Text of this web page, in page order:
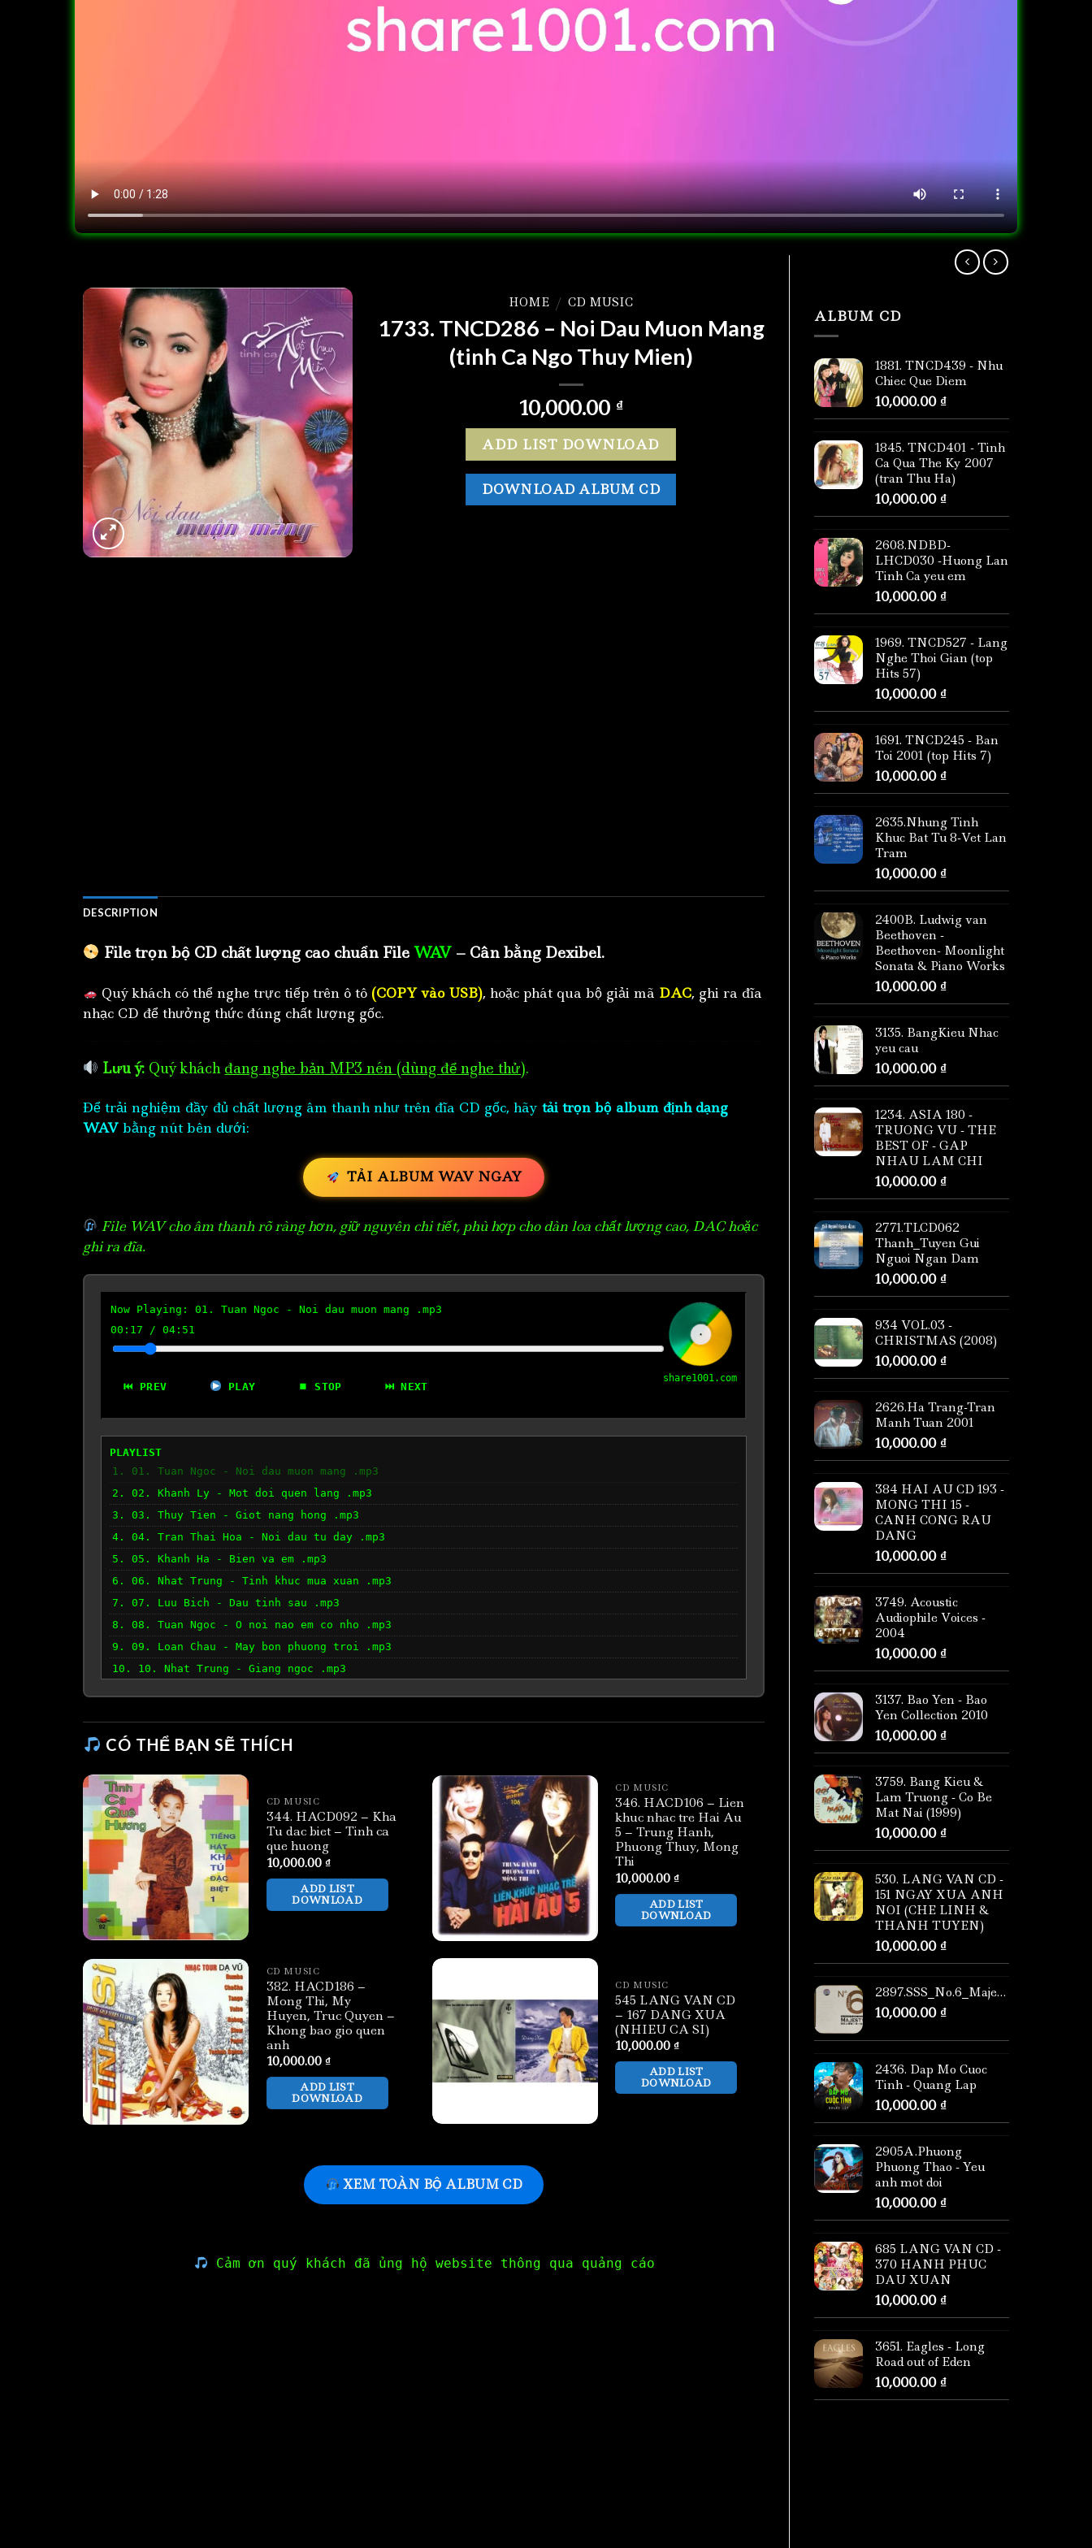
ALBUM CD
1881. TNCD439 - Nhu
Chiec Que Diem
10,000.00 ₫
1845. TNCD401 - Tinh
Ca Qua The Ky 2007
(tran Thu Ha)
10,000.00 ₫
2608.NDBD-
LHCD030 -Huong Lan
Tinh Ca yeu em
10,000.00 ₫
1969. TNCD527 - Lang
Nghe Thoi Gian (top
Hits 57)
10,000.00 ₫
1691. TNCD245 - Ban
Toi 2001 (top Hits 7)
10,000.00 ₫
2635.Nhung Tinh
Khuc Bat Tu 8-Vet Lan
Tram
10,000.00 ₫
2400B. Ludwig van
Beethoven -
Beethoven- Moonlight
Sonata & Piano Works
10,000.00 ₫
3135. BangKieu Nhac
yeu cau
10,000.00 ₫
1234. ASIA 180 -
TRUONG VU - THE
BEST OF - GAP
NHAU LAM CHI
10,000.00 ₫
2771.TLCD062
Thanh_Tuyen Gui
Nguoi Ngan Dam
10,000.00 ₫
934 VOL.03 -
CHRISTMAS (2008)
10,000.00 ₫
2626.Ha Trang-Tran
Manh Tuan 2001
10,000.00 ₫
384 HAI AU CD 193 -
MONG THI 15 -
CANH CONG RAU
DANG
10,000.00 ₫
3749. Acoustic
Audiophile Voices -
2004
10,000.00 ₫
3137. Bao Yen - Bao
Yen Collection 2010
10,000.00 ₫
3759. Bang Kieu &
Lam Truong - Co Be
Mat Nai (1999)
10,000.00 ₫
530. LANG VAN CD -
151 NGAY XUA ANH
NOI (CHE LINH &
THANH TUYEN)
10,000.00 ₫
2897.SSS_No.6_Majesty
10,000.00 ₫
2436. Dap Mo Cuoc
Tinh - Quang Lap
10,000.00 ₫
2905A.Phuong
Phuong Thao - Yeu
anh mot doi
10,000.00 ₫
685 LANG VAN CD -
370 HANH PHUC
DAU XUAN
10,000.00 ₫
3651. Eagles - Long
Road out of Eden
10,000.00 ₫
HOME / CD MUSIC
1733. TNCD286 – Noi Dau Muon Mang
(tinh Ca Ngo Thuy Mien)
10,000.00 ₫
ADD LIST DOWNLOAD
DOWNLOAD ALBUM CD
DESCRIPTION
File trọn bộ CD chất lượng cao chuẩn File WAV– Cân bằng Dexibel.
Quý khách có thể nghe trực tiếp trên ô tô (COPY vào USB), hoặc phát qua bộ giải mã DAC, ghi ra đĩa
nhạc CD để thưởng thức đúng chất lượng gốc.
Lưu ý: Quý khách đang nghe bản MP3 nén (dùng để nghe thử).
Để trải nghiệm đầy đủ chất lượng âm thanh như trên đĩa CD gốc, hãy tải trọn bộ album định dạng
WAV bằng nút bên dưới:
TẢI ALBUM WAV NGAY
File WAV cho âm thanh rõ ràng hơn, giữ nguyên chi tiết, phù hợp cho dàn loa chất lượng cao, DAC hoặc
ghi ra đĩa.
Now Playing: 01. Tuan Ngoc - Noi dau muon mang .mp3
00:18 / 04:51
⏮ PREV PLAY ⏹ STOP ⏭ NEXT
share1001.com
PLAYLIST
1. 01. Tuan Ngoc - Noi dau muon mang .mp3
2. 02. Khanh Ly - Mot doi quen lang .mp3
3. 03. Thuy Tien - Giot nang hong .mp3
4. 04. Tran Thai Hoa - Noi dau tu day .mp3
5. 05. Khanh Ha - Bien va em .mp3
6. 06. Nhat Trung - Tinh khuc mua xuan .mp3
7. 07. Luu Bich - Dau tinh sau .mp3
8. 08. Tuan Ngoc - O noi nao em co nho .mp3
9. 09. Loan Chau - May bon phuong troi .mp3
10. 10. Nhat Trung - Giang ngoc .mp3
CÓ THỂ BẠN SẼ THÍCH
CD MUSIC
344. HACD092 – Kha
Tu dac biet – Tinh ca
que huong
10,000.00 ₫
ADD LIST
DOWNLOAD
CD MUSIC
346. HACD106 – Lien
khuc nhac tre Hai Au
5 – Trung Hanh,
Phuong Thuy, Mong
Thi
10,000.00₫
ADD LIST
DOWNLOAD
CD MUSIC
382. HACD186 –
Mong Thi, My
Huyen, Truc Quyen –
Khong bao gio quen
anh
10,000.00 ₫
ADD LIST
DOWNLOAD
CD MUSIC
545 LANG VAN CD
– 167 DANG XUA
(NHIEU CA SI)
10,000.00₫
ADD LIST
DOWNLOAD
XEM TOÀN BỘ ALBUM CD
Cảm ơn quý khách đã ủng hộ website thông qua quảng cáo